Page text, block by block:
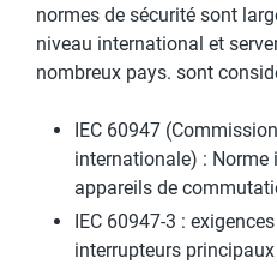
normes de sécurité sont
niveau international et
nombreux pays. sont
IEC 60947
internationale) :
appareils de
IEC 60947-3 :
interrupteurs